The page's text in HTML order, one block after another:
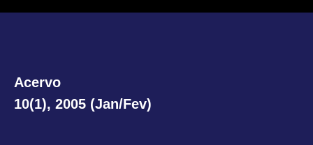
Acervo
10(1), 2005 (Jan/Fev)